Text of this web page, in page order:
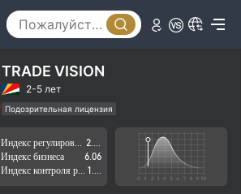
TRADE VISION
2-5 лет
Подозрительная лицензия
Регион деятельности подозрителен
Высокие потенциальные риски
Индекс бизнеса
6.06